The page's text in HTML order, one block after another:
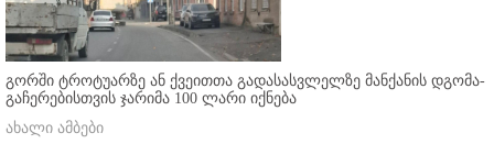
გორში ტროტუარზე ან ქვეითთა გადასასვლელზე მანქანის დგომა-
გაჩერებისთვის ჯარიმა 100 ლარი იქნება
ახალი ამბები